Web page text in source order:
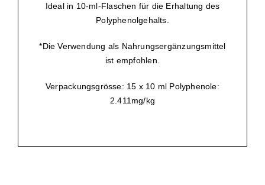
Ideal in 10-ml-Flaschen für die Erhaltung des
Polyphenolgehalts.
*Die Verwendung als Nahrungsergänzungsmittel
ist empfohlen.
Verpackungsgrösse: 15 x 10 ml Polyphenole:
2.411mg/kg